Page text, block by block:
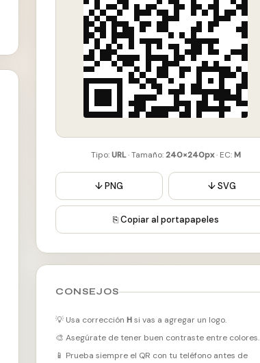
Tipo:URL· Tamaño:240×240px· EC:M
↓ PNG ↓ SVG
⎘ Copiar al portapapeles
CONSEJOS
💡 Usa corrección Hsi vas a agregar un logo.
🎨 Asegúrate de tener buen contraste entre colores.
📱 Prueba siempre el QR con tu teléfono antes de